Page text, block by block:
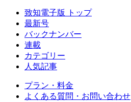
致知電子版 トップ
最新号
バックナンバー
連載
カテゴリー
人気記事
プラン・料金
よくある質問・お問い合わせ